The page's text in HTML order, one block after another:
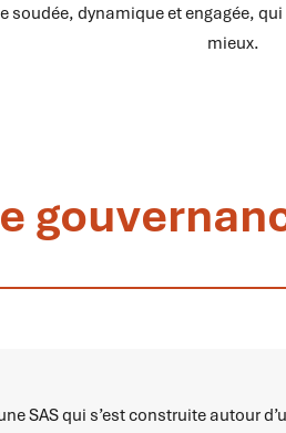
soudée, dynamique et engagée,
mieux.
SAS qui s’est construite autour